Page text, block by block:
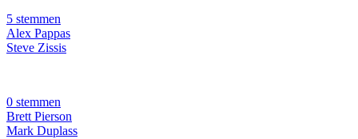
5 stemmen
Alex Pappas
Steve Zissis
0 stemmen
Brett Pierson
Mark Duplass